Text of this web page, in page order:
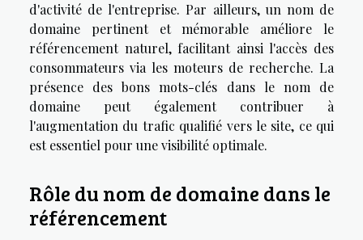
d'activité de l'entreprise. Par ailleurs, un nom de
domaine pertinent et mémorable améliore le
référencement naturel, facilitant ainsi l'accès des
consommateurs via les moteurs de recherche. La
présence des bons mots-clés dans le nom de
domaine peut également contribuer à
l'augmentation du trafic qualifié vers le site, ce qui
est essentiel pour une visibilité optimale.
Rôle du nom de domaine dans le
référencement